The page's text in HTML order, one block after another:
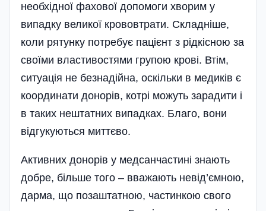
необхідної фахової допомоги хворим у
випадку великої крововтрати. Складніше,
коли рятунку потребує пацієнт з рідкісною за
своїми властивостями групою крові. Втім,
ситуація не безнадійна, оскільки в медиків є
координати донорів, котрі можуть зарадити і
в таких нештатних випадках. Благо, вони
відгукуються миттєво.
Активних донорів у медсанчастині знають
добре, більше того – вважають невід’ємною,
дарма, що позаштатною, частинкою свого